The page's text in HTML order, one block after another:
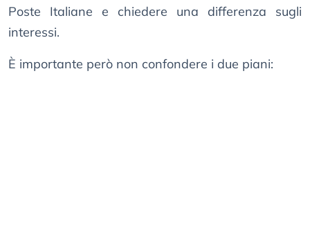
Poste Italiane e chiedere una differenza sugli
interessi.
È importante però non confondere i due piani: